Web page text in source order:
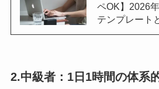
ペOK】2026
テンプレート
2.中級者：1日1時間の体系